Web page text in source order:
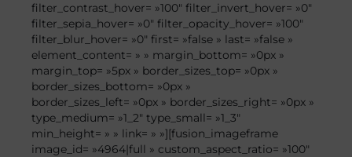
filter_contrast_hover= »100″ filter_invert_hover= »0″
filter_sepia_hover= »0″ filter_opacity_hover= »100″
filter_blur_hover= »0″ first= »false » last= »false »
element_content= » » margin_bottom= »0px »
margin_top= »5px » border_sizes_top= »0px »
border_sizes_bottom= »0px »
border_sizes_left= »0px » border_sizes_right= »0px »
type_medium= »1_2″ type_small= »1_3″
min_height= » » link= » »][fusion_imageframe
image_id= »4964|full » custom_aspect_ratio= »100″